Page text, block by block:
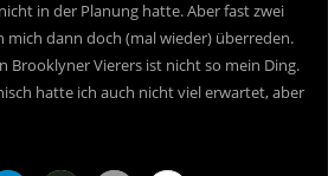
in der Planung hatte. Aber fast zwei
mich dann doch (mal wieder) überreden.
Brooklyner Vierers ist nicht so mein Ding.
hatte ich auch nicht viel erwartet, aber